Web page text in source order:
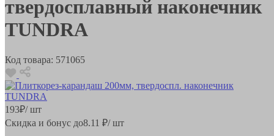
твердосплавный наконечник
TUNDRA
Код товара: 571065
193₽/ шт
Скидка и бонус до8.11 ₽/ шт